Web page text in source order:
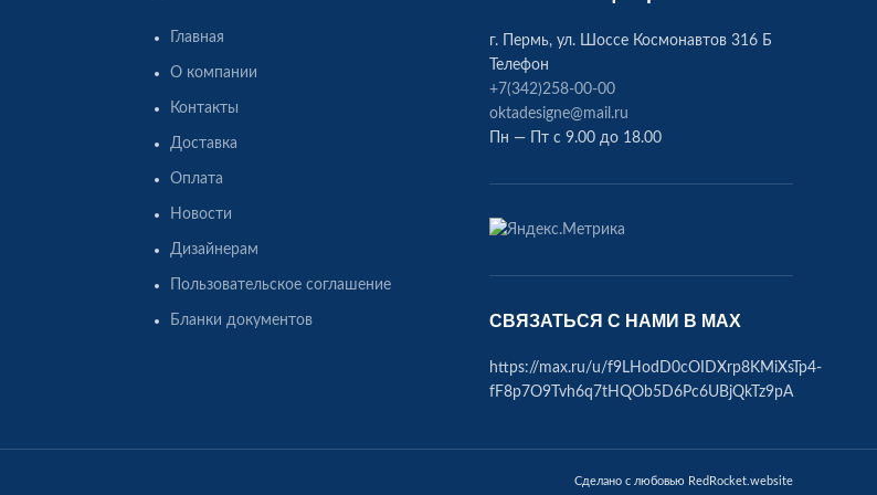
Главная
О компании
Контакты
Доставка
Оплата
Новости
Дизайнерам
Пользовательское соглашение
Бланки документов
г. Пермь, ул. Шоссе Космонавтов 316 Б
Телефон
+7(342)258-00-00
oktadesigne@mail.ru
Пн — Пт с 9.00 до 18.00
СВЯЗАТЬСЯ С НАМИ В МАХ
https://max.ru/u/f9LHodD0cOIDXrp8KMiXsTp4-
fF8p7O9Tvh6q7tHQOb5D6Pc6UBjQkTz9pA
Сделано с любовью RedRocket.website